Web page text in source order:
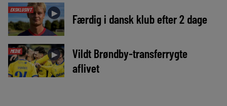
EKSKLUSIVT ► Færdig i dansk klub efter 2 dage
MEDIE ►
Vildt Brøndby-transferrygte
aflivet